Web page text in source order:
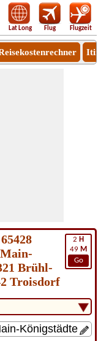
Lat Long Flug Flugzeit
2 H
49 M
Go
Brühl-
Troisdorf